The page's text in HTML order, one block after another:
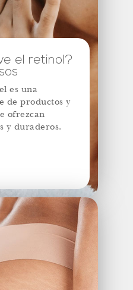
el retinol?
es una
de productos y
ofrezcan
y duraderos.